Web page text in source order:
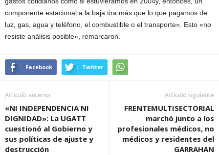
componente estacional a la baja tira más que lo que pagamos de
luz, gas, agua y teléfono, el combustible o el transporte». Esto «no
resiste análisis posible», remarcaron.
Facebook Twitter
Artículo anterior
«NI INDEPENDENCIA NI
DIGNIDAD»: La UGATT
cuestionó al Gobierno y
sus políticas de ajuste y
destrucción
Artículo siguiente
FRENTEMULTISECTORIAL
marchó junto a los
profesionales médicos, no
médicos y residentes del
GARRAHAN